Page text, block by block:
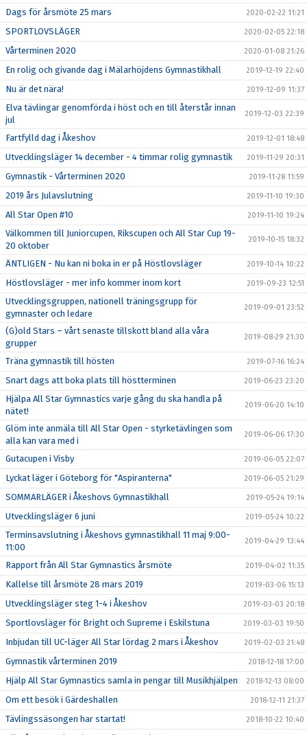
Dags för årsmöte 25 mars 2020-02-22 11:21
SPORTLOVSLÄGER 2020-02-05 22:18
Vårterminen 2020 2020-01-08 21:26
En rolig och givande dag i Mälarhöjdens Gymnastikhall 2019-12-19 22:40
Nu är det nära! 2019-12-09 11:37
Elva tävlingar genomförda i höst och en till återstår innan
jul
2019-12-03 22:39
Fartfylld dag i Åkeshov 2019-12-01 18:48
Utvecklingsläger 14 december - 4 timmar rolig gymnastik 2019-11-29 20:31
Gymnastik - Vårterminen 2020 2019-11-28 11:59
2019 års Julavslutning 2019-11-10 19:30
All Star Open #10 2019-11-10 19:24
Välkommen till Juniorcupen, Rikscupen och All Star Cup 19-
20 oktober
2019-10-15 18:32
ÄNTLIGEN - Nu kan ni boka in er på Höstlovsläger 2019-10-14 10:22
Höstlovsläger - mer info kommer inom kort 2019-09-23 12:51
Utvecklingsgruppen, nationell träningsgrupp för
gymnaster och ledare
2019-09-01 23:52
(G)old Stars – vårt senaste tillskott bland alla våra
grupper
2019-08-29 21:30
Träna gymnastik till hösten 2019-07-16 16:24
Snart dags att boka plats till höstterminen 2019-06-23 23:20
Hjälpa All Star Gymnastics varje gång du ska handla på
nätet!
2019-06-20 14:10
Glöm inte anmäla till All Star Open - styrketävlingen som
alla kan vara med i
2019-06-06 17:30
Gutacupen i Visby 2019-06-05 22:07
Lyckat läger i Göteborg för "Aspiranterna" 2019-06-05 21:29
SOMMARLÄGER i Åkeshovs Gymnastikhall 2019-05-24 19:14
Utvecklingsläger 6 juni 2019-05-24 10:22
Terminsavslutning i Åkeshovs gymnastikhall 11 maj 9:00-
11:00
2019-04-29 13:44
Rapport från All Star Gymnastics årsmöte 2019-04-02 11:35
Kallelse till årsmöte 28 mars 2019 2019-03-06 15:13
Utvecklingsläger steg 1-4 i Åkeshov 2019-03-03 20:18
Sportlovsläger för Bright och Supreme i Eskilstuna 2019-03-03 19:50
Inbjudan till UC-läger All Star lördag 2 mars i Åkeshov 2019-02-03 21:48
Gymnastik vårterminen 2019 2018-12-18 17:00
Hjälp All Star Gymnastics samla in pengar till Musikhjälpen 2018-12-13 08:00
Om ett besök i Gärdeshallen 2018-12-11 21:37
Tävlingssäsongen har startat! 2018-10-22 10:40